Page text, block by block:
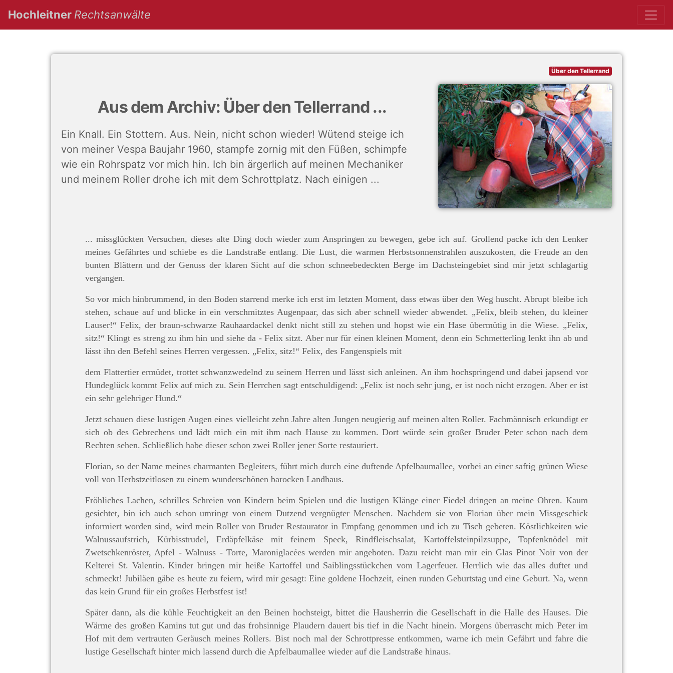
Hochleitner Rechtsanwälte
Aus dem Archiv: Über den Tellerrand ...
Ein Knall. Ein Stottern. Aus. Nein, nicht schon wieder! Wütend steige ich
von meiner Vespa Baujahr 1960, stampfe zornig mit den Füßen, schimpfe
wie ein Rohrspatz vor mich hin. Ich bin ärgerlich auf meinen Mechaniker
und meinem Roller drohe ich mit dem Schrottplatz. Nach einigen ...
Über den Tellerrand
... missglückten Versuchen, dieses alte Ding doch wieder zum Anspringen zu bewegen, gebe ich auf. Grollend packe ich den Lenker
meines Gefährtes und schiebe es die Landstraße entlang. Die Lust, die warmen Herbstsonnenstrahlen auszukosten, die Freude an den
bunten Blättern und der Genuss der klaren Sicht auf die schon schneebedeckten Berge im Dachsteingebiet sind mir jetzt schlagartig
vergangen.
So vor mich hinbrummend, in den Boden starrend merke ich erst im letzten Moment, dass etwas über den Weg huscht. Abrupt bleibe ich
stehen, schaue auf und blicke in ein verschmitztes Augenpaar, das sich aber schnell wieder abwendet. „Felix, bleib stehen, du kleiner
Lauser!“ Felix, der braun-schwarze Rauhaardackel denkt nicht still zu stehen und hopst wie ein Hase übermütig in die Wiese. „Felix,
sitz!“ Klingt es streng zu ihm hin und siehe da - Felix sitzt. Aber nur für einen kleinen Moment, denn ein Schmetterling lenkt ihn ab und
lässt ihn den Befehl seines Herren vergessen. „Felix, sitz!“ Felix, des Fangenspiels mit
dem Flattertier ermüdet, trottet schwanzwedelnd zu seinem Herren und lässt sich anleinen. An ihm hochspringend und dabei japsend vor
Hundeglück kommt Felix auf mich zu. Sein Herrchen sagt entschuldigend: „Felix ist noch sehr jung, er ist noch nicht erzogen. Aber er ist
ein sehr gelehriger Hund.“
Jetzt schauen diese lustigen Augen eines vielleicht zehn Jahre alten Jungen neugierig auf meinen alten Roller. Fachmännisch erkundigt er
sich ob des Gebrechens und lädt mich ein mit ihm nach Hause zu kommen. Dort würde sein großer Bruder Peter schon nach dem
Rechten sehen. Schließlich habe dieser schon zwei Roller jener Sorte restauriert.
Florian, so der Name meines charmanten Begleiters, führt mich durch eine duftende Apfelbaumallee, vorbei an einer saftig grünen Wiese
voll von Herbstzeitlosen zu einem wunderschönen barocken Landhaus.
Fröhliches Lachen, schrilles Schreien von Kindern beim Spielen und die lustigen Klänge einer Fiedel dringen an meine Ohren. Kaum
gesichtet, bin ich auch schon umringt von einem Dutzend vergnügter Menschen. Nachdem sie von Florian über mein Missgeschick
informiert worden sind, wird mein Roller von Bruder Restaurator in Empfang genommen und ich zu Tisch gebeten. Köstlichkeiten wie
Walnussaufstrich, Kürbisstrudel, Erdäpfelkäse mit feinem Speck, Rindfleischsalat, Kartoffelsteinpilzsuppe, Topfenknödel mit
Zwetschkenröster, Apfel - Walnuss - Torte, Maroniglacées werden mir angeboten. Dazu reicht man mir ein Glas Pinot Noir von der
Kelterei St. Valentin. Kinder bringen mir heiße Kartoffel und Saiblingsstückchen vom Lagerfeuer. Herrlich wie das alles duftet und
schmeckt! Jubiläen gäbe es heute zu feiern, wird mir gesagt: Eine goldene Hochzeit, einen runden Geburtstag und eine Geburt. Na, wenn
das kein Grund für ein großes Herbstfest ist!
Später dann, als die kühle Feuchtigkeit an den Beinen hochsteigt, bittet die Hausherrin die Gesellschaft in die Halle des Hauses. Die
Wärme des großen Kamins tut gut und das frohsinnige Plaudern dauert bis tief in die Nacht hinein. Morgens überrascht mich Peter im
Hof mit dem vertrauten Geräusch meines Rollers. Bist noch mal der Schrottpresse entkommen, warne ich mein Gefährt und fahre die
lustige Gesellschaft hinter mich lassend durch die Apfelbaumallee wieder auf die Landstraße hinaus.